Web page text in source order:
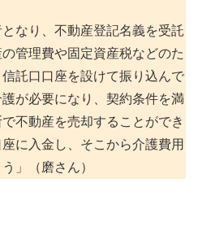
となり、不動産登記名義を受託
管理費や固定資産税などのた
託口口座を設けて振り込んで
が必要になり、契約条件を満
不動産を売却することができ
に入金し、そこから介護費用
」（磨さん）